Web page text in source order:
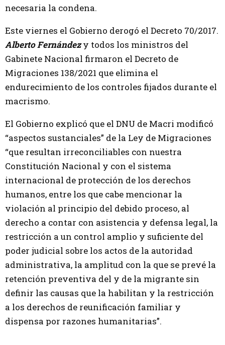
necesaria la condena.
Este viernes el Gobierno derogó el Decreto 70/2017.
Alberto Fernándezy todos los ministros del
Gabinete Nacional firmaron el Decreto de
Migraciones 138/2021 que elimina el
endurecimiento de los controles fijados durante el
macrismo.
El Gobierno explicó que el DNU de Macri modificó
“aspectos sustanciales” de la Ley de Migraciones
“que resultan irreconciliables con nuestra
Constitución Nacional y con el sistema
internacional de protección de los derechos
humanos, entre los que cabe mencionar la
violación al principio del debido proceso, al
derecho a contar con asistencia y defensa legal, la
restricción a un control amplio y suficiente del
poder judicial sobre los actos de la autoridad
administrativa, la amplitud con la que se prevé la
retención preventiva del y de la migrante sin
definir las causas que la habilitan y la restricción
a los derechos de reunificación familiar y
dispensa por razones humanitarias”.